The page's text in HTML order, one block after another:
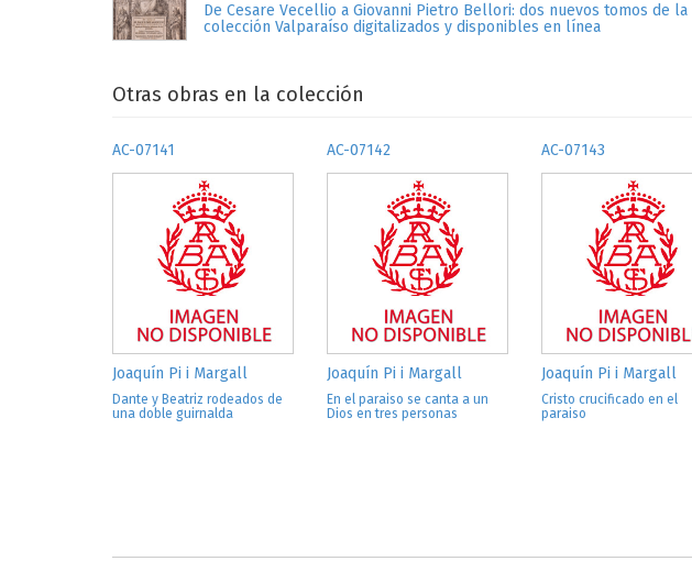
De Cesare Vecellio a Giovanni Pietro Bellori: dos nuevos tomos de la
colección Valparaíso digitalizados y disponibles en línea
Otras obras en la colección
AC-07141
Joaquín Pi i Margall
Dante y Beatriz rodeados de
una doble guirnalda
AC-07142
Joaquín Pi i Margall
En el paraiso se canta a un
Dios en tres personas
AC-07143
Joaquín Pi i Margall
Cristo crucificado en el
paraiso